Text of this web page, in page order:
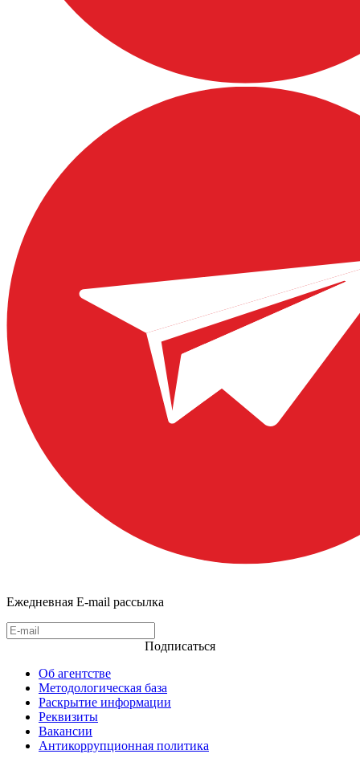
Ежедневная E-mail рассылка
Подписаться
Об агентстве
Методологическая база
Раскрытие информации
Реквизиты
Вакансии
Антикоррупционная политика